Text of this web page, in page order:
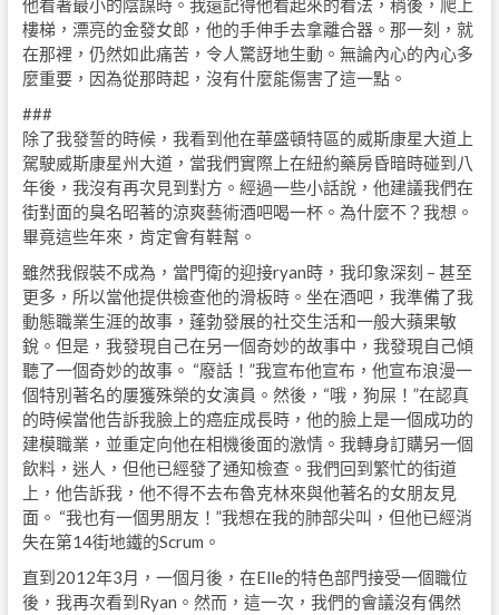
他看著最小的陰謀時。我還記得他看起來的看法，稍後，爬上
樓梯，漂亮的金發女郎，他的手伸手去拿離合器。那一刻，就
在那裡，仍然如此痛苦，令人驚訝地生動。無論內心的內心多
麼重要，因為從那時起，沒有什麼能傷害了這一點。
###
除了我發誓的時候，我看到他在華盛頓特區的威斯康星大道上
駕駛威斯康星州大道，當我們實際上在紐約藥房昏暗時碰到八
年後，我沒有再次見到對方。經過一些小話說，他建議我們在
街對面的臭名昭著的涼爽藝術酒吧喝一杯。為什麼不？我想。
畢竟這些年來，肯定會有鞋幫。
雖然我假裝不成為，當門衛的迎接ryan時，我印象深刻 – 甚至
更多，所以當他提供檢查他的滑板時。坐在酒吧，我準備了我
動態職業生涯的故事，蓬勃發展的社交生活和一般大蘋果敏
銳。但是，我發現自己在另一個奇妙的故事中，我發現自己傾
聽了一個奇妙的故事。 “廢話！”我宣布他宣布，他宣布浪漫一
個特別著名的屢獲殊榮的女演員。然後，“哦，狗屎！”在認真
的時候當他告訴我臉上的癌症成長時，他的臉上是一個成功的
建模職業，並重定向他在相機後面的激情。我轉身訂購另一個
飲料，迷人，但他已經發了通知檢查。我們回到繁忙的街道
上，他告訴我，他不得不去布魯克林來與他著名的女朋友見
面。 “我也有一個男朋友！”我想在我的肺部尖叫，但他已經消
失在第14街地鐵的Scrum。
直到2012年3月，一個月後，在Elle的特色部門接受一個職位
後，我再次看到Ryan。然而，這一次，我們的會議沒有偶然